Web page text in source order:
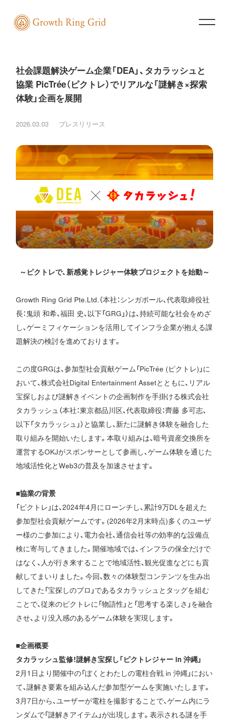
社会課題解決ゲーム企業「DEA」、タカラッシュと
協業 PicTrée（ピクトレ）でリアルな「謎解き×探索
体験」企画を展開
2026.03.03 プレスリリース
～ピクトレで、新感覚トレジャー体験プロジェクトを始動～
Growth Ring Grid Pte.Ltd.（本社：シンガポール、代表取締役社
長：鬼頭 和希、福田 史、以下「GRG」）は、持続可能な社会をめざ
し、ゲーミフィケーションを活用してインフラ企業が抱える課
題解決の検討を進めております。
この度GRGは、参加型社会貢献ゲーム「PicTrée (ピクトレ)」に
おいて、株式会社Digital Entertainment Assetとともに、リアル
宝探しおよび謎解きイベントの企画制作を手掛ける株式会社
タカラッシュ（本社：東京都品川区、代表取締役：齊藤 多可志、
以下「タカラッシュ」）と協業し、新たに謎解き体験を融合した
取り組みを開始いたします。本取り組みは、暗号資産交換所を
運営するOKJがスポンサーとして参画し、ゲーム体験を通じた
地域活性化とWeb3の普及を加速させます。
■協業の背景
「ピクトレ」は、2024年4月にローンチし、累計9万DLを超えた
参加型社会貢献ゲームです。(2026年2月末時点)多くのユーザ
ー様のご参加により、電力会社、通信会社等の効率的な設備点
検に寄与してきました。開催地域では、インフラの保全だけで
はなく、人が行き来することで地域活性、観光促進などにも貢
献してまいりました。今回、数々の体験型コンテンツを生み出
してきた「宝探しのプロ」であるタカラッシュとタッグを組む
ことで、従来のピクトレに「物語性」と「思考する楽しさ」を融合
させ、より没入感のあるゲーム体験を実現します。
■企画概要
タカラッシュ監修！謎解き宝探し「ピクトレジャー in 沖縄」
2月1日より開催中の「ぼくとわたしの電柱合戦 in 沖縄」におい
て、謎解き要素を組み込んだ参加型ゲームを実施いたします。
3月7日から、ユーザーが電柱を撮影することで、ゲーム内にラ
ンダムで「謎解きアイテム」が出現します。表示される謎を手